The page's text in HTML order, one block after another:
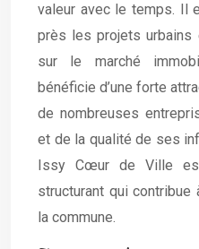
valeur avec le temps. Il
près les projets urbains
sur le marché
bénéficie d’une forte
de nombreuses
et de la qualité de ses
Issy Cœur de Ville
structurant qui contribue
la commune.